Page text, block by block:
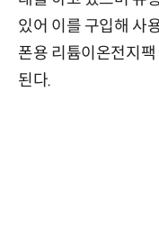
있어 이를 구입해 사
폰용 리튬이온전지
된다.